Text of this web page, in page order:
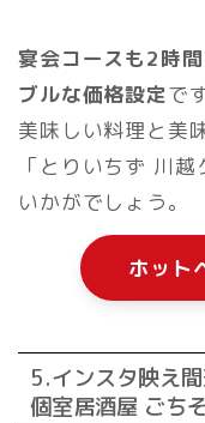
宴会コースも2時
ブルな価格設定で
美味しい料理と美
「とりいちず 川
いかがでしょう。
ホット
5.インスタ映え
個室居酒屋 ごち